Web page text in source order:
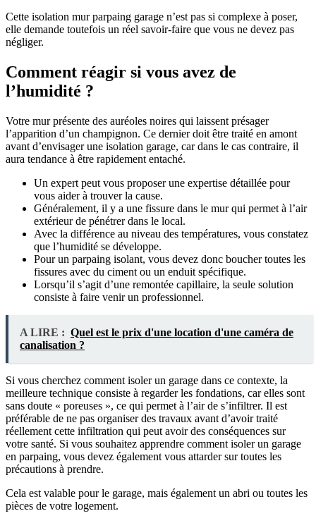
Cette isolation mur parpaing garage n’est pas si complexe à poser,
elle demande toutefois un réel savoir-faire que vous ne devez pas
négliger.
Comment réagir si vous avez de
l’humidité ?
Votre mur présente des auréoles noires qui laissent présager
l’apparition d’un champignon. Ce dernier doit être traité en amont
avant d’envisager une isolation garage, car dans le cas contraire, il
aura tendance à être rapidement entaché.
Un expert peut vous proposer une expertise détaillée pour
vous aider à trouver la cause.
Généralement, il y a une fissure dans le mur qui permet à l’air
extérieur de pénétrer dans le local.
Avec la différence au niveau des températures, vous constatez
que l’humidité se développe.
Pour un parpaing isolant, vous devez donc boucher toutes les
fissures avec du ciment ou un enduit spécifique.
Lorsqu’il s’agit d’une remontée capillaire, la seule solution
consiste à faire venir un professionnel.
A LIRE : Quel est le prix d'une location d'une caméra de
canalisation ?
Si vous cherchez comment isoler un garage dans ce contexte, la
meilleure technique consiste à regarder les fondations, car elles sont
sans doute « poreuses », ce qui permet à l’air de s’infiltrer. Il est
préférable de ne pas organiser des travaux avant d’avoir traité
réellement cette infiltration qui peut avoir des conséquences sur
votre santé. Si vous souhaitez apprendre comment isoler un garage
en parpaing, vous devez également vous attarder sur toutes les
précautions à prendre.
Cela est valable pour le garage, mais également un abri ou toutes les
pièces de votre logement.